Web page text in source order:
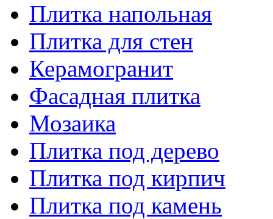
Плитка напольная
Плитка для стен
Керамогранит
Фасадная плитка
Мозаика
Плитка под дерево
Плитка под кирпич
Плитка под камень